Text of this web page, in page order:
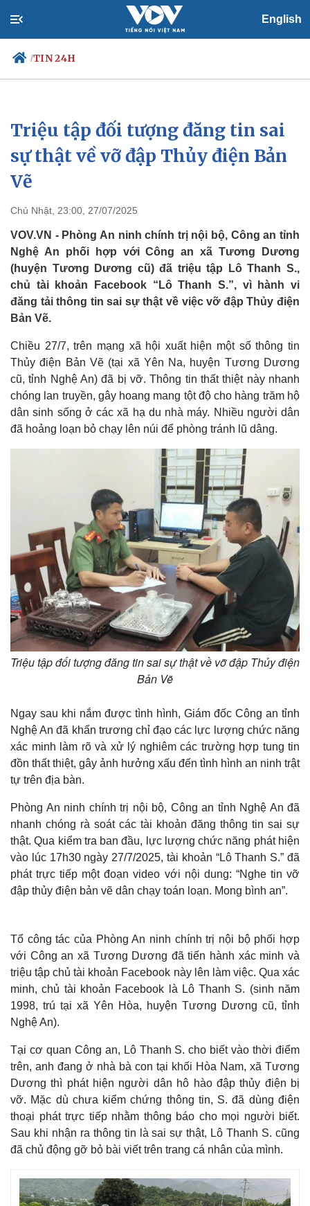
English
/TIN 24H
Chính trị
Đảng
Tổ chức nhân sự
Quốc hội
Xã hội
Tin 24h
Dự báo thời tiết
Thế giới
Quan sát
Hồ sơ
Multimedia
Video
E-Magazine
Infographic
Triệu tập đối tượng đăng tin sai
sự thật về vỡ đập Thủy điện Bản
Vẽ
Chủ Nhật, 23:00, 27/07/2025
VOV.VN - Phòng An ninh chính trị nội bộ, Công an tỉnh
Nghệ An phối hợp với Công an xã Tương Dương
(huyện Tương Dương cũ) đã triệu tập Lô Thanh S.,
chủ tài khoản Facebook “Lô Thanh S.”, vì hành vi
đăng tải thông tin sai sự thật về việc vỡ đập Thủy điện
Bản Vẽ.
Chiều 27/7, trên mạng xã hội xuất hiện một số thông tin
Thủy điện Bản Vẽ (tại xã Yên Na, huyện Tương Dương
cũ, tỉnh Nghệ An) đã bị vỡ. Thông tin thất thiệt này nhanh
chóng lan truyền, gây hoang mang tột độ cho hàng trăm hộ
dân sinh sống ở các xã hạ du nhà máy. Nhiều người dân
đã hoảng loạn bỏ chạy lên núi để phòng tránh lũ dâng.
Triệu tập đối tượng đăng tin sai sự thật về vỡ đập Thủy điện
Bản Vẽ
Ngay sau khi nắm được tình hình, Giám đốc Công an tỉnh
Nghệ An đã khẩn trương chỉ đạo các lực lượng chức năng
xác minh làm rõ và xử lý nghiêm các trường hợp tung tin
đồn thất thiệt, gây ảnh hưởng xấu đến tình hình an ninh trật
tự trên địa bàn.
Phòng An ninh chính trị nội bộ, Công an tỉnh Nghệ An đã
nhanh chóng rà soát các tài khoản đăng thông tin sai sự
thật. Qua kiểm tra ban đầu, lực lượng chức năng phát hiện
vào lúc 17h30 ngày 27/7/2025, tài khoản “Lô Thanh S.” đã
phát trực tiếp một đoạn video với nội dung: “Nghe tin vỡ
đập thủy điện bản vẽ dân chạy toán loạn. Mong bình an”.
Tổ công tác của Phòng An ninh chính trị nội bộ phối hợp
với Công an xã Tương Dương đã tiến hành xác minh và
triệu tập chủ tài khoản Facebook này lên làm việc. Qua xác
minh, chủ tài khoản Facebook là Lô Thanh S. (sinh năm
1998, trú tại xã Yên Hòa, huyện Tương Dương cũ, tỉnh
Nghệ An).
Tại cơ quan Công an, Lô Thanh S. cho biết vào thời điểm
trên, anh đang ở nhà bà con tại khối Hòa Nam, xã Tương
Dương thì phát hiện người dân hô hào đập thủy điện bị
vỡ. Mặc dù chưa kiểm chứng thông tin, S. đã dùng điện
thoại phát trực tiếp nhằm thông báo cho mọi người biết.
Sau khi nhận ra thông tin là sai sự thật, Lô Thanh S. cũng
đã chủ động gỡ bỏ bài viết trên trang cá nhân của mình.